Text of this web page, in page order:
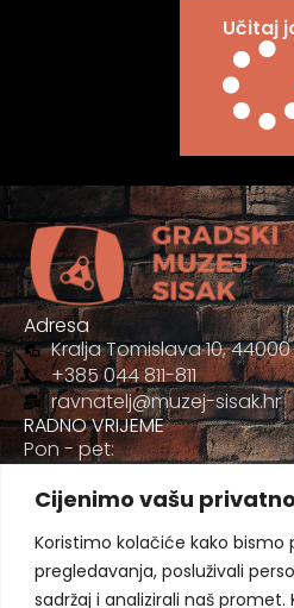
Cijenimo vašu
Koristimo kolačiće kako bismo
pregledavanja, posluživali
sadržaj i analizirali naš promet.
Učitaj
Adresa
Kralja Tomislava 10, 44000
+385 044 811-811
ravnatelj@muzej-sisak.hr
RADNO VRIJEME
Pon - pet:
Sub